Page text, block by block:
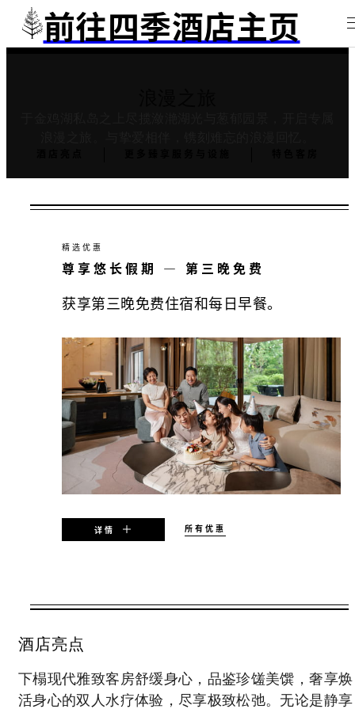
前往四季酒店主页
精选优惠
尊享悠长假期 — 第三晚免费
获享第三晚免费住宿和每日早餐。
详情 所有优惠
适用期限
优惠是否可用，视客房供应情况而定，并可能
有限制使用日期及其他限制条件。
酒店亮点
下榻现代雅致客房舒缓身心，品鉴珍馐美馔，奢享焕
活身心的双人水疗体验，尽享极致松弛。无论是静享